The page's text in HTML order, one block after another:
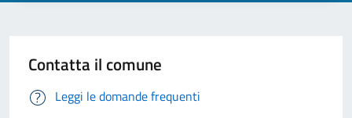
Contatta il comune
Leggi le domande frequenti